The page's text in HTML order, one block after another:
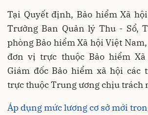
Tại Quyết định, Bảo hiểm Xã
Trưởng Ban Quản lý Thu - Sổ,
phòng Bảo hiểm Xã hội Việt
đơn vị trực thuộc Bảo hiểm
Giám đốc Bảo hiểm xã hội các
trực thuộc Trung ương chịu trách
Áp dụng mức lương cơ sở mới